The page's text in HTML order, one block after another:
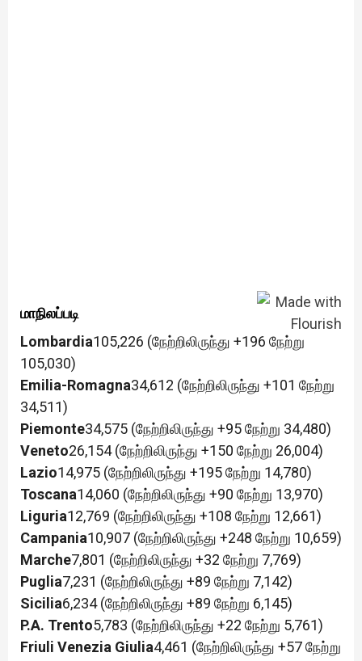
மாநிலப்படி
Lombardia105,226 (நேற்றிலிருந்து +196 நேற்று
105,030)
Emilia-Romagna34,612 (நேற்றிலிருந்து +101 நேற்று
34,511)
Piemonte34,575 (நேற்றிலிருந்து +95 நேற்று 34,480)
Veneto26,154 (நேற்றிலிருந்து +150 நேற்று 26,004)
Lazio14,975 (நேற்றிலிருந்து +195 நேற்று 14,780)
Toscana14,060 (நேற்றிலிருந்து +90 நேற்று 13,970)
Liguria12,769 (நேற்றிலிருந்து +108 நேற்று 12,661)
Campania10,907 (நேற்றிலிருந்து +248 நேற்று 10,659)
Marche7,801 (நேற்றிலிருந்து +32 நேற்று 7,769)
Puglia7,231 (நேற்றிலிருந்து +89 நேற்று 7,142)
Sicilia6,234 (நேற்றிலிருந்து +89 நேற்று 6,145)
P.A. Trento5,783 (நேற்றிலிருந்து +22 நேற்று 5,761)
Friuli Venezia Giulia4,461 (நேற்றிலிருந்து +57 நேற்று